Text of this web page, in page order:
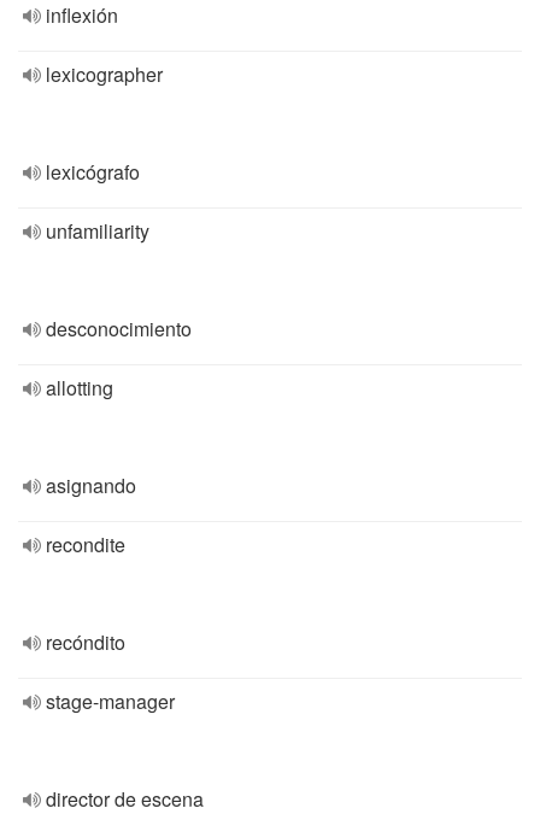
inflexión
lexicographer
lexicógrafo
unfamiliarity
desconocimiento
allotting
asignando
recondite
recóndito
stage-manager
director de escena